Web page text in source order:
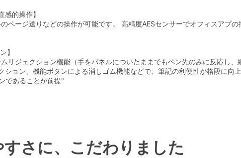
的操作】
ページ送りなどの操作が可能です。 高精度AESセンサーでオフィスアプ
】
リジェクション機能（手をパネルについたままでもペン先のみに反応し
ョン、機能ボタンによる消しゴム機能などで、筆記の利便性が格段に向
であることが前提"
さに、こだわりました